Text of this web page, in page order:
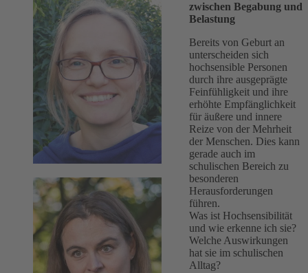
zwischen Begabung und
Belastung
Bereits von Geburt an
unterscheiden sich
hochsensible Personen
durch ihre ausgeprägte
Feinfühligkeit und ihre
erhöhte Empfänglichkeit
für äußere und innere
Reize von der Mehrheit
der Menschen. Dies kann
gerade auch im
schulischen Bereich zu
besonderen
Herausforderungen
führen.
Was ist Hochsensibilität
und wie erkenne ich sie?
Welche Auswirkungen
hat sie im schulischen
Alltag?